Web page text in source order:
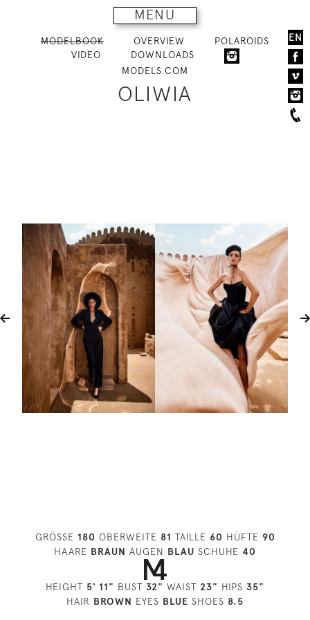
MENU
EN
MODELBOOK OVERVIEW
POLAROIDS
VIDEO
DOWNLOADS
MODELS.COM
OLIWIA
GRÖSSE 180 OBERWEITE 81 TAILLE 60 HÜFTE 90
HAARE BRAUN AUGEN BLAU SCHUHE 40
HEIGHT 5' 11" BUST 32" WAIST 23" HIPS 35"
HAIR BROWN EYES BLUE SHOES 8.5